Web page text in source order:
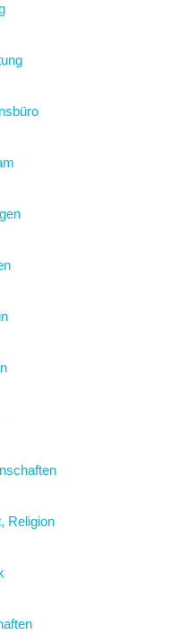
Religion